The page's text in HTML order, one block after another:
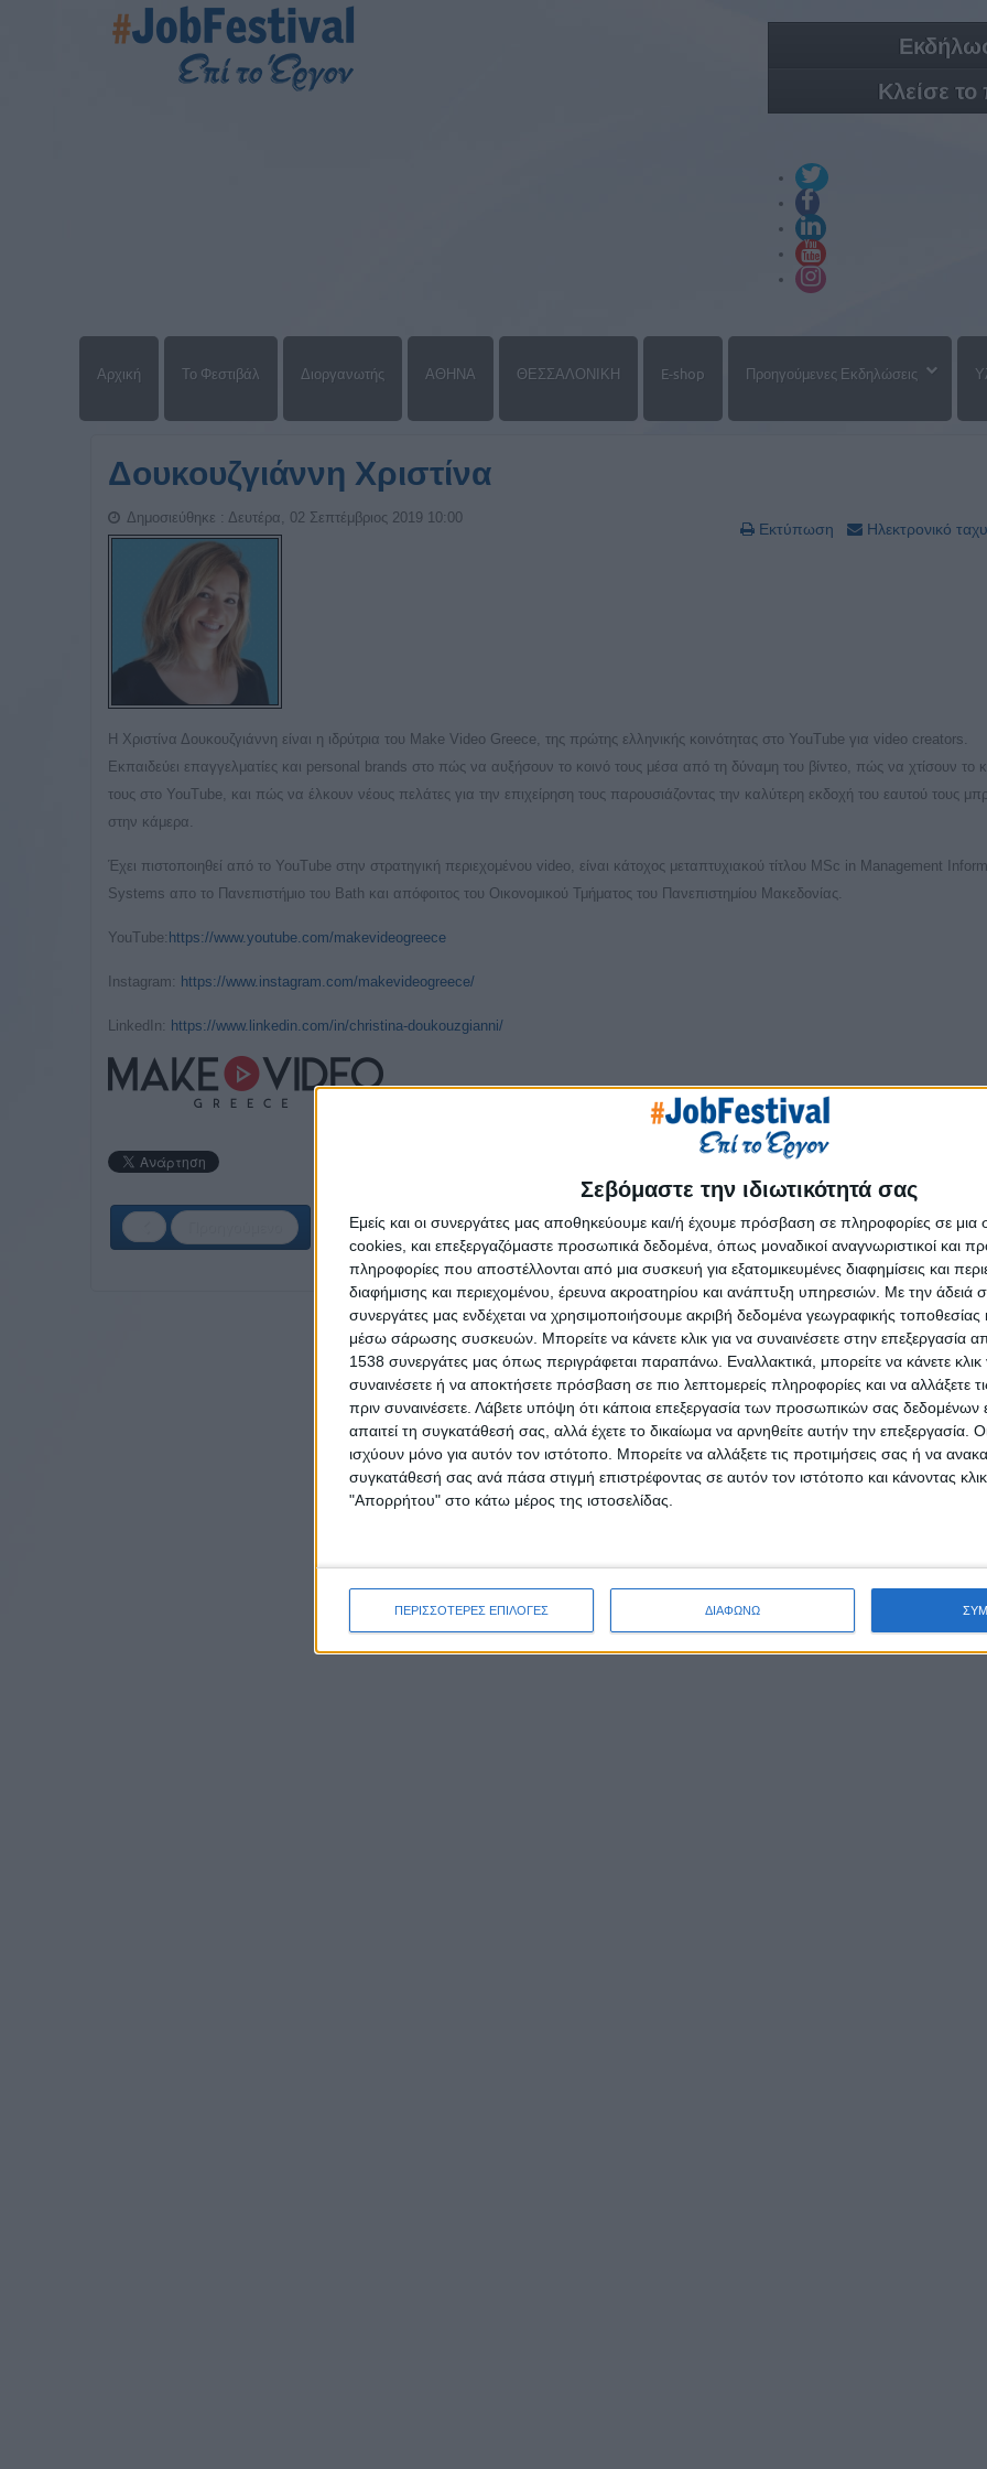
Σεβόμαστε την ιδιωτικότητά σας
Εμείς και οι συνεργάτες μας αποθηκεύουμε και/ή έχουμε πρόσβαση σε πληροφορίες σε
cookies, και επεξεργαζόμαστε προσωπικά δεδομένα, όπως μοναδικοί αναγνωριστικοί και
πληροφορίες που αποστέλλονται από μια συσκευή για εξατομικευμένες διαφημίσεις και
διαφήμισης και περιεχομένου, έρευνα ακροατηρίου και ανάπτυξη υπηρεσιών. Με την άδειά
συνεργάτες μας ενδέχεται να χρησιμοποιήσουμε ακριβή δεδομένα γεωγραφικής τοποθεσίας
μέσω σάρωσης συσκευών. Μπορείτε να κάνετε κλικ για να συναινέσετε στην επεξεργασία
1538 συνεργάτες μας όπως περιγράφεται παραπάνω. Εναλλακτικά, μπορείτε να κάνετε κλικ
συναινέσετε ή να αποκτήσετε πρόσβαση σε πιο λεπτομερείς πληροφορίες και να αλλάξετε
πριν συναινέσετε. Λάβετε υπόψη ότι κάποια επεξεργασία των προσωπικών σας δεδομένων
απαιτεί τη συγκατάθεσή σας, αλλά έχετε το δικαίωμα να αρνηθείτε αυτήν την επεξεργασία.
ισχύουν μόνο για αυτόν τον ιστότοπο. Μπορείτε να αλλάξετε τις προτιμήσεις σας ή να
συγκατάθεσή σας ανά πάσα στιγμή επιστρέφοντας σε αυτόν τον ιστότοπο και κάνοντας
"Απορρήτου" στο κάτω μέρος της ιστοσελίδας.
ΠΕΡΙΣΣΟΤΕΡΕΣ ΕΠΙΛΟΓΕΣ ΔΙΑΦΩΝΩ
Κλείσε
Αρχική Το Φεστιβάλ Διοργανωτής ΑΘΗΝΑ ΘΕΣΣΑΛΟΝΙΚΗ E-shop Προηγούμενες Εκδηλώσεις
Δουκουζγιάννη Χριστίνα
Εκτύπωση Ηλεκτρονικό
Δημοσιεύθηκε : Δευτέρα, 02 Σεπτέμβριος 2019 10:00
Η Χριστίνα Δουκουζγιάννη είναι η ιδρύτρια του Make Video Greece, της πρώτης ελληνικής κοινότητας στο YouTube για video creators.
Εκπαιδεύει επαγγελματίες και personal brands στο πώς να αυξήσουν το κοινό τους μέσα από τη δύναμη του βίντεο, πώς να χτίσουν το
τους στο YouTube, και πώς να έλκουν νέους πελάτες για την επιχείρηση τους παρουσιάζοντας την καλύτερη εκδοχή του εαυτού τους
στην κάμερα.
Έχει πιστοποιηθεί από το YouTube στην στρατηγική περιεχομένου video, είναι κάτοχος μεταπτυχιακού τίτλου MSc in Management
Systems απο το Πανεπιστήμιο του Bath και απόφοιτος του Οικονομικού Τμήματος του Πανεπιστημίου Μακεδονίας.
YouTube: https://www.youtube.com/makevideogreece
Instagram: https://www.instagram.com/makevideogreece/
LinkedIn: https://www.linkedin.com/in/christina-doukouzgianni/